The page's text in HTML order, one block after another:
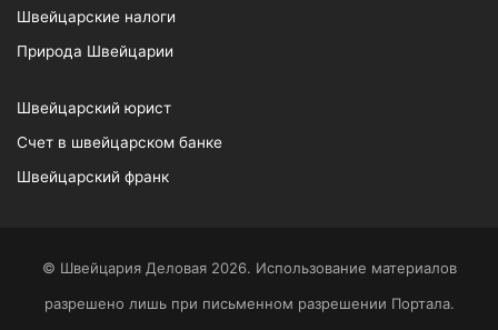
Швейцарские налоги
Природа Швейцарии
Швейцарский юрист
Счет в швейцарском банке
Швейцарский франк
© Швейцария Деловая 2026. Использование материалов
разрешено лишь при письменном разрешении Портала.